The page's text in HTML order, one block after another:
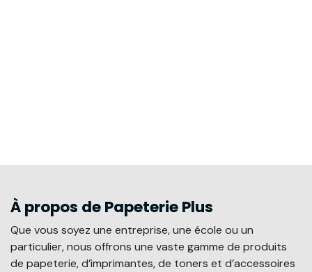
À propos de Papeterie Plus
Que vous soyez une entreprise, une école ou un
particulier, nous offrons une vaste gamme de produits
de papeterie, d’imprimantes, de toners et d’accessoires